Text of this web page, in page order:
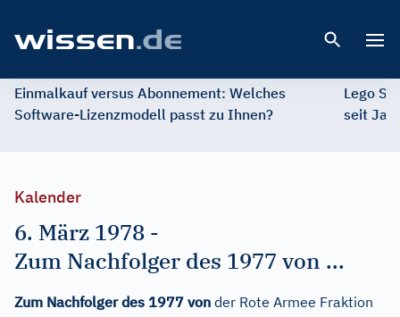
Einmalkauf versus Abonnement: Welches
Software-Lizenzmodell passt zu Ihnen?
Lego
seit
Kalender
6. März 1978 -
Zum Nachfolger des 1977 von ...
Zum Nachfolger des 1977 von der Rote Armee Fraktion